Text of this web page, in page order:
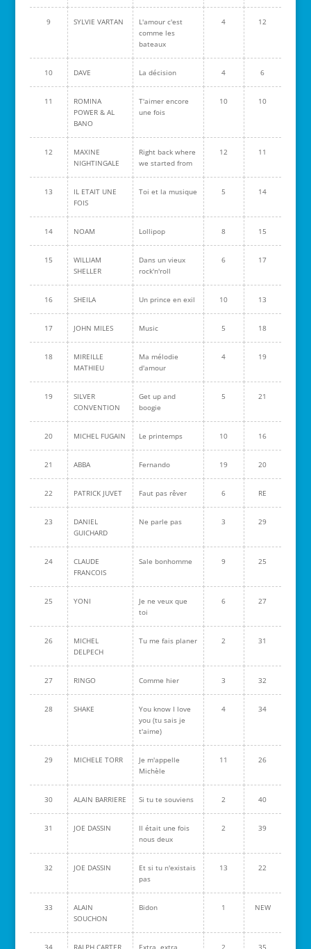
9 SYLVIE VARTAN
L'amour c'est
comme les
bateaux
4 12
10 DAVE La décision 4 6
11
ROMINA
POWER & AL
BANO
T'aimer encore
une fois
10 10
12
MAXINE
NIGHTINGALE
Right back where
we started from
12 11
13
IL ETAIT UNE
FOIS
Toi et la musique 5 14
14 NOAM Lollipop 8 15
15
WILLIAM
SHELLER
Dans un vieux
rock'n'roll
6 17
16 SHEILA Un prince en exil 10 13
17 JOHN MILES Music 5 18
18
MIREILLE
MATHIEU
Ma mélodie
d'amour
4 19
19
SILVER
CONVENTION
Get up and
boogie
5 21
20 MICHEL FUGAIN Le printemps 10 16
21 ABBA Fernando 19 20
22 PATRICK JUVET Faut pas rêver 6 RE
23
DANIEL
GUICHARD
Ne parle pas 3 29
24
CLAUDE
FRANCOIS
Sale bonhomme 9 25
25 YONI
Je ne veux que
toi
6 27
26
MICHEL
DELPECH
Tu me fais planer 2 31
27 RINGO Comme hier 3 32
28 SHAKE
You know I love
you (tu sais je
t'aime)
4 34
29 MICHELE TORR
Je m'appelle
Michèle
11 26
30 ALAIN BARRIERE Si tu te souviens 2 40
31 JOE DASSIN
Il était une fois
nous deux
2 39
32 JOE DASSIN
Et si tu n'existais
pas
13 22
33
ALAIN
SOUCHON
Bidon 1 NEW
34 RALPH CARTER Extra, extra 2 35